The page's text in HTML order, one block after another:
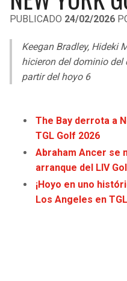
LIGA DE EXPANSIÓN MX
UEFA EUROPA LEAGUE
MLS
COPA SUDAMERICANA
OTRAS LIGAS
PUBLICADO 24/02/2026
Keegan Bradley, Hideki
hicieron del dominio del
partir del hoyo 6
The Bay derrota a
TGL Golf 2026
Abraham Ancer se
arranque del LIV
¡Hoyo en uno
Los Angeles en